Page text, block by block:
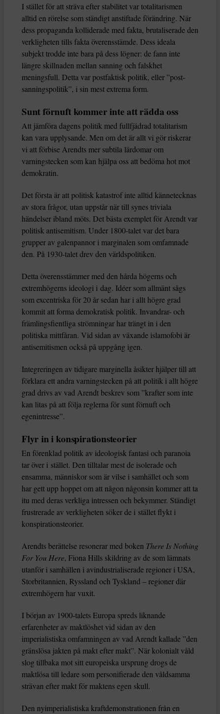
I stället för att sträva efter stabilitet var totalitarismen
alltid en rörelse som ständigt anstiftade förändring. När
dess propaganda kolliderade med fakta, brutaliserade den
verkligheten tills fakta överensstämde. Dess ideala
subjekt trodde inte bara på dess lögner: de fann inte
längre skillnaden mellan sanning och falskhet
meningsfull. Detta var postfaktisk politik, eller ”post-
sanningspolitik”, i sin mest extrema form.
Sunt förnuft kommer inte att rädda oss
Att jämföra dagens politik med fullfjädrad totalitarism
kan vara upplysande. Men om det är allt vi gör riskerar
vi att förbise Arendts mer subtila lärdomar om
varningstecken som kan hjälpa oss att bedöma hot mot
demokratin.
Det första är att politisk katastrof inte alltid kännetecknas
av stora frågor, utan uppstår när till synes triviala
händelser ibland möts. Det bästa exemplet för Arendt var
politisk antisemitism. Under 1800-talet var det bara
grupper av galenpannor i marginalen som omfamnade
den. På 1930-talet drev den världspolitiken.
Detta överensstämmer med den hårda högerns och
extremhögerns ideologi i dag. Idéer som allmänt sågs
som excentriska för 20 år sedan har i allt högre grad
kommit att forma demokratisk politik. Invandrar- och
främlingsfientliga strömningar har trängt in i den
politiska mittfåran. Vid sidan av växande islamofobi är
antisemitismen också på uppgång igen.
Integreringen av tidigare marginella åsikter hjälper till att
förklara ett andra varningstecken på att politik i allt högre
grad drivs av vad Arendt beskrev som ”krafter som inte
kan litas på att följa reglerna för sunt förnuft och
egenintresse”.
Flyr in i konspirationsteorier
En förenklad politik av ideologisk fantasi och paranoia
tar över i stället. Den tilltalar mest de isolerade och
ensamma, människor som är vilse i samhället och som
har gett upp hoppet om att någon någonsin kommer att ta
itu med deras verkliga intressen och bekymmer. Ständigt
frustrerade av verkligheten söker de i stället flykt i
konspirationsteorier.
Arendts berättelse resonerar med boken There Is Nothing
For You Here, Fiona Hills skildring av de som lämnats
utanför i samhällen i avindustrialiserade regioner i USA,
Storbritannien, Ryssland och Tyskland – regioner där
extremhögern har vuxit.
I början av 1900-talets Europa spreds liknande
erfarenheter av maktlöshet vid sidan av den
imperialistiska omfamningen av vad Arendt kallade ”den
gränslösa jakten på makt efter makt”. När kolonialt våld
slog tillbaka mot sitt europeiska ursprung drogs de
maktlösa till ledare som personifierade den våldsamma
strävan efter makt för maktens egen skull.
Den nyimperialistiska kraftdemonstrationen från en